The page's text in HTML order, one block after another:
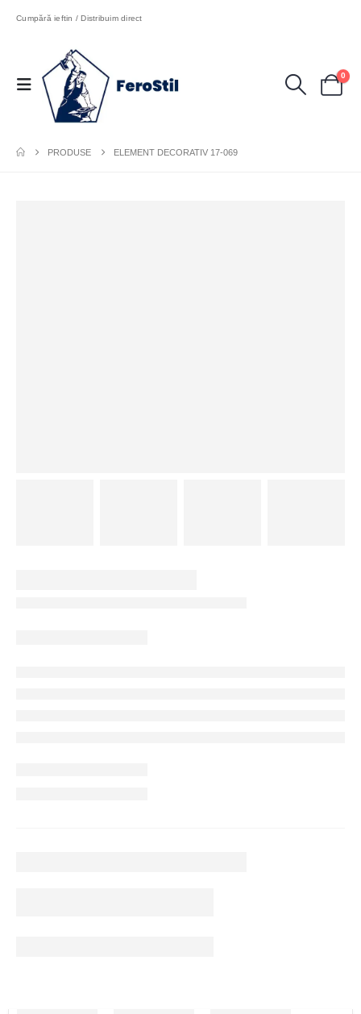
Cumpără ieftin / Distribuim direct
0
PRODUSE ELEMENT DECORATIV 17-069